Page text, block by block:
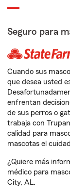
Seguro para
Cuando sus
que desea usted
enfrentan
de sus perros o
trabaja con
calidad para
mascotas el
¿Quiere más
médico para
City, AL.